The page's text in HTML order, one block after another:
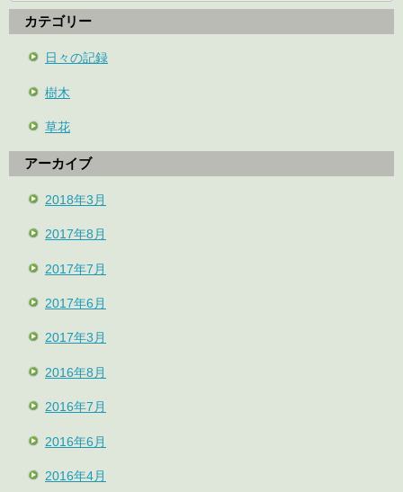
カテゴリー
日々の記録
樹木
草花
アーカイブ
2018年3月
2017年8月
2017年7月
2017年6月
2017年3月
2016年8月
2016年7月
2016年6月
2016年4月